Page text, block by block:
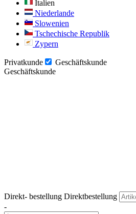
Italien
Niederlande
Slowenien
Tschechische Republik
Zypern
Privatkunde
Geschäftskunde
Geschäftskunde
Direkt- bestellung Direktbestellung
-